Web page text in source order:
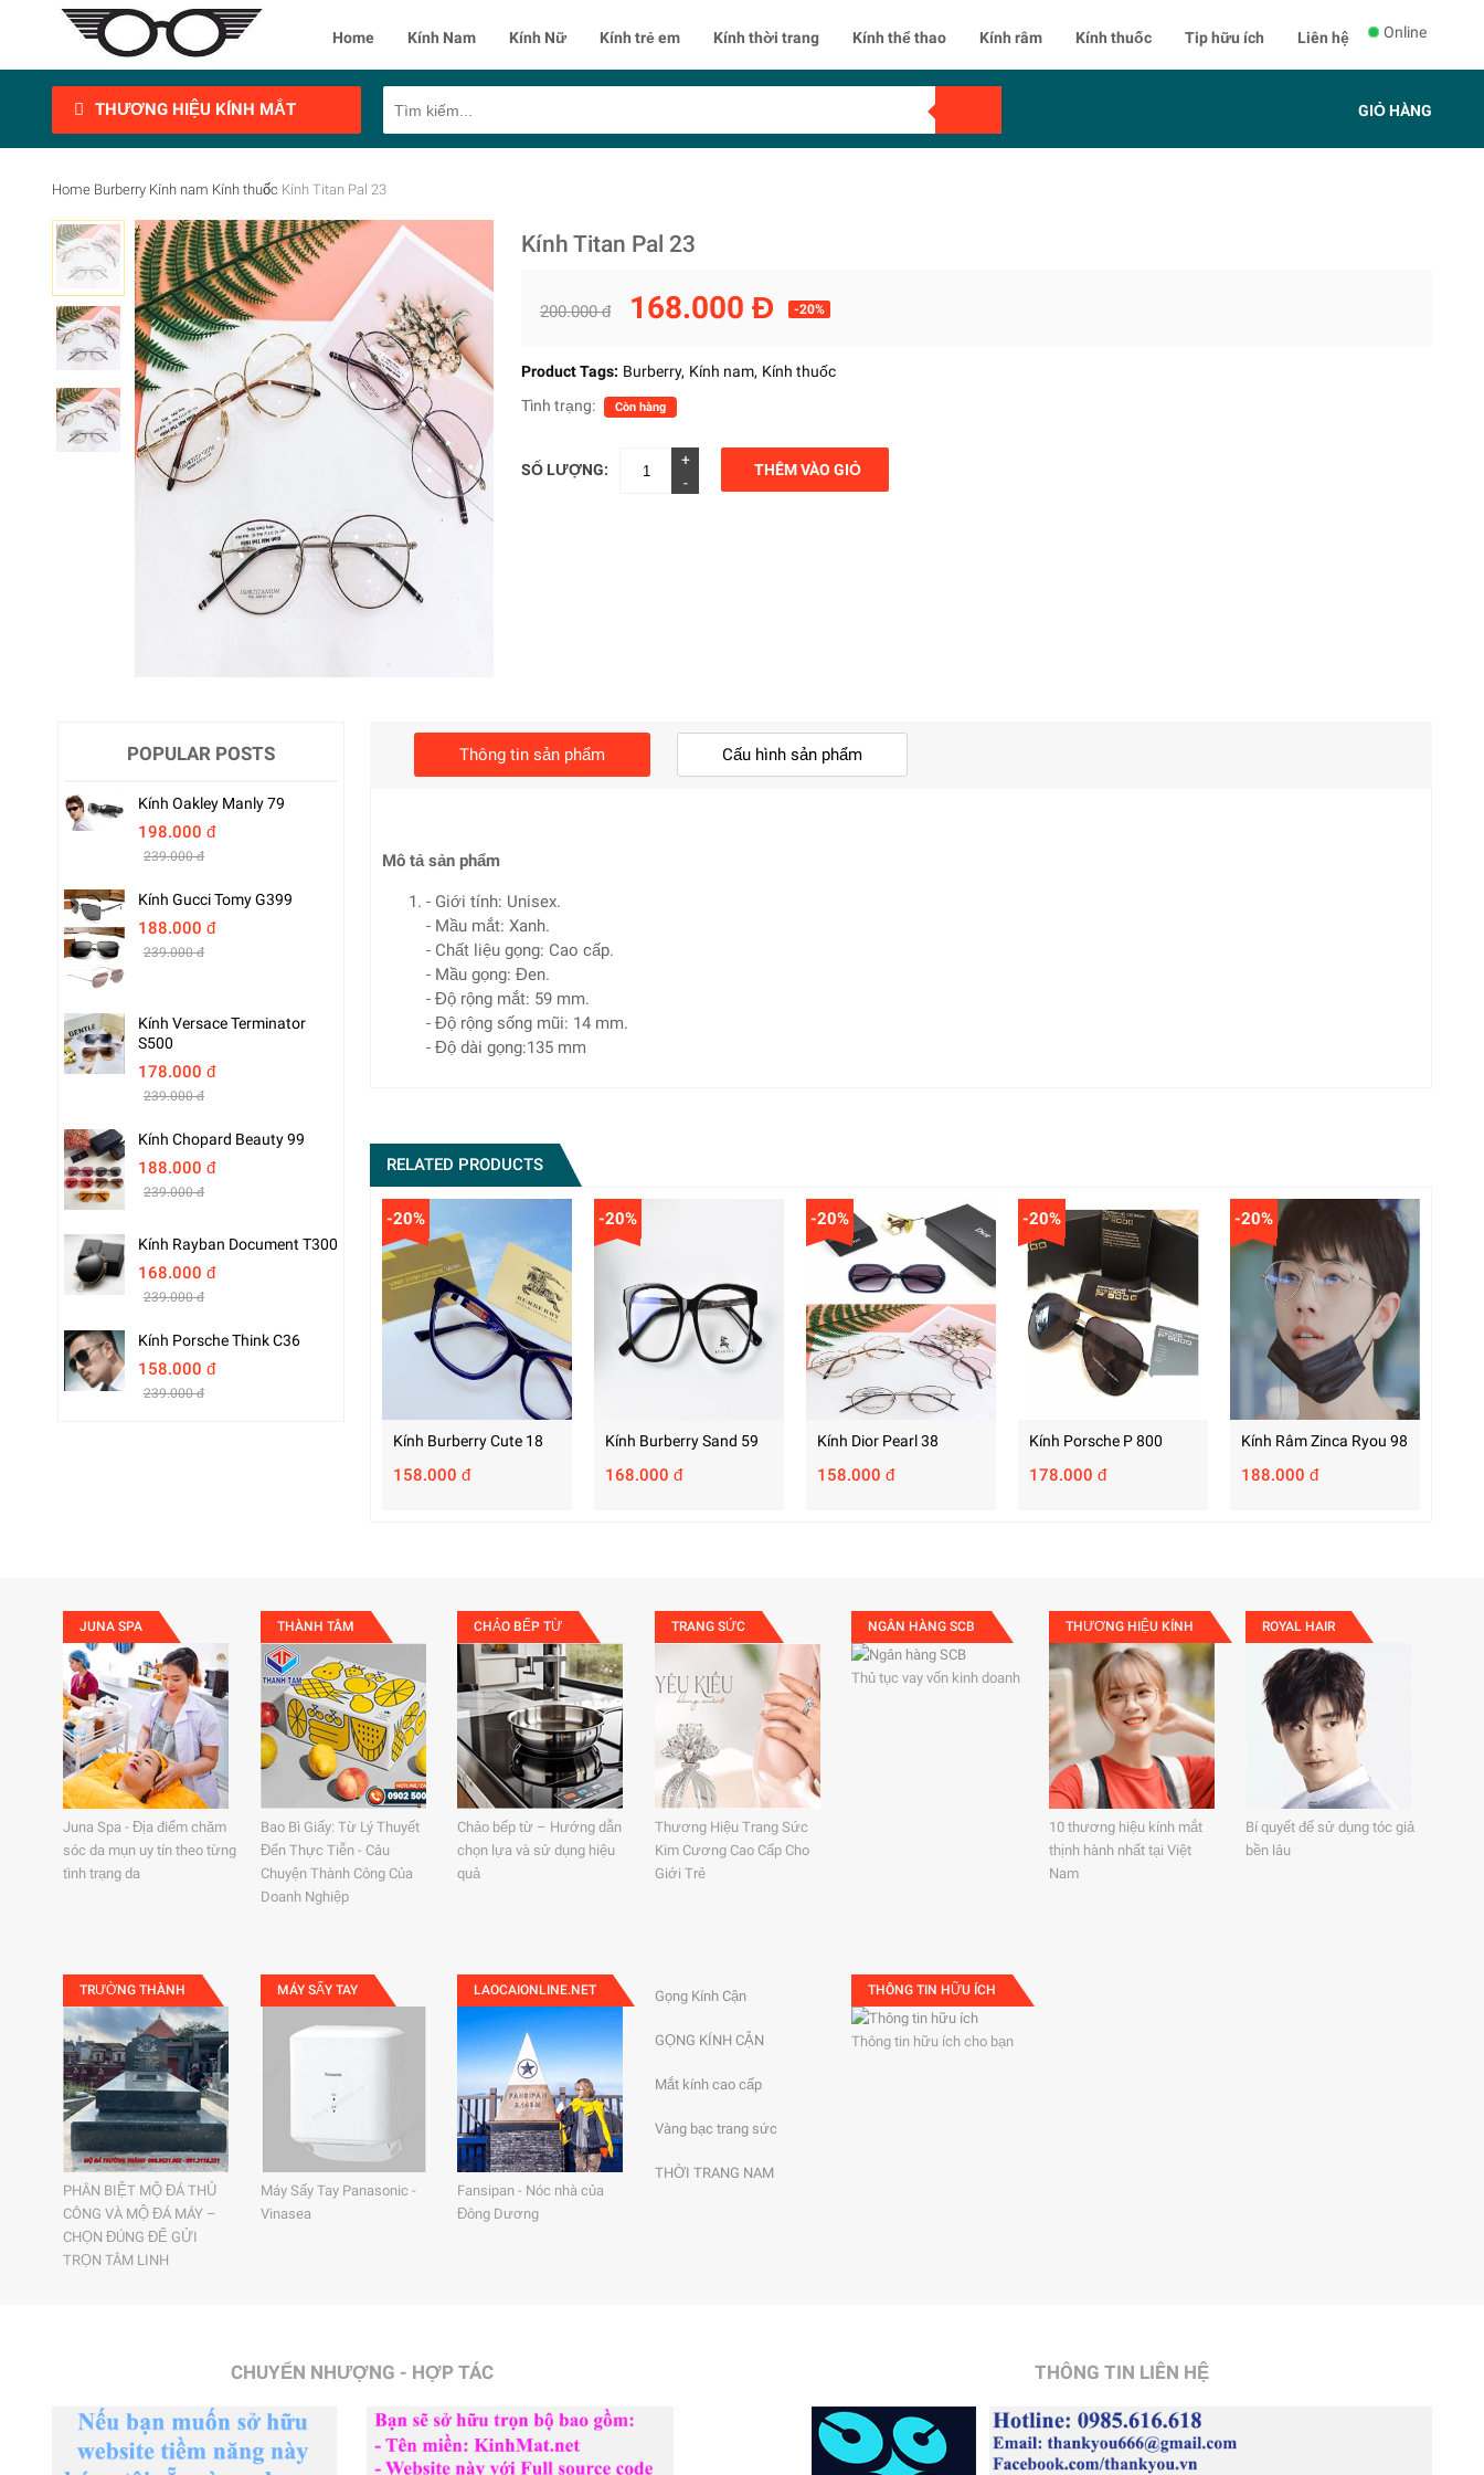
Home Kính Nam Kính Nữ Kính trẻ em Kính thời trang Kính thể thao Kính râm Kính thuốc Tip hữu ích Liên hệ Online
THƯƠNG HIỆU KÍNH MẮT GIỎ HÀNG
Home Burberry Kính nam Kính thuốc Kính Titan Pal 23
Kính Titan Pal 23
200.000 đ 168.000 Đ -20%
Product Tags: Burberry Kính nam Kính thuốc
Tình trạng:
Còn hàng
SỐ LƯỢNG:
+
-
THÊM VÀO GIỎ
Thông tin sản phẩm Cấu hình sản phẩm
Mô tả sản phẩm
- Giới tính: Unisex.
- Mầu mắt: Xanh.
- Chất liệu gọng: Cao cấp.
- Mầu gọng: Đen.
- Độ rộng mắt: 59 mm.
- Độ rộng sống mũi: 14 mm.
- Độ dài gọng:135 mm
POPULAR POSTS
Kính Oakley Manly 79
198.000 đ
239.000 đ
Kính Gucci Tomy G399
188.000 đ
239.000 đ
Kính Versace Terminator
S500
178.000 đ
239.000 đ
Kính Chopard Beauty 99
188.000 đ
239.000 đ
Kính Rayban Document T300
168.000 đ
239.000 đ
Kính Porsche Think C36
158.000 đ
239.000 đ
RELATED PRODUCTS
-20%
Kính Burberry Cute 18
158.000 đ
-20%
Kính Burberry Sand 59
168.000 đ
-20%
Kính Dior Pearl 38
158.000 đ
-20%
Kính Porsche P 800
178.000 đ
-20%
Kính Râm Zinca Ryou 98
188.000 đ
JUNA SPA
Juna Spa - Địa điểm chăm
sóc da mụn uy tín theo từng
tình trạng da
THÀNH TÂM
Bao Bì Giấy: Từ Lý Thuyết
Đến Thực Tiễn - Câu
Chuyện Thành Công Của
Doanh Nghiệp
CHẢO BẾP TỪ
Chảo bếp từ – Hướng dẫn
chọn lựa và sử dụng hiệu
quả
TRANG SỨC
Thương Hiệu Trang Sức
Kim Cương Cao Cấp Cho
Giới Trẻ
NGÂN HÀNG SCB
Thủ tục vay vốn kinh doanh
THƯƠNG HIỆU KÍNH
10 thương hiệu kính mắt
thịnh hành nhất tại Việt
Nam
ROYAL HAIR
Bí quyết để sử dụng tóc giả
bền lâu
TRƯỜNG THÀNH
PHÂN BIỆT MỘ ĐÁ THỦ
CÔNG VÀ MỘ ĐÁ MÁY –
CHỌN ĐÚNG ĐỂ GỬI
TRỌN TÂM LINH
MÁY SẤY TAY
Máy Sấy Tay Panasonic -
Vinasea
LAOCAIONLINE.NET
Fansipan - Nóc nhà của
Đông Dương
Gọng Kính Cận
GỌNG KÍNH CẬN
Mắt kính cao cấp
Vàng bạc trang sức
THỜI TRANG NAM
THÔNG TIN HỮU ÍCH
Thông tin hữu ích cho bạn
CHUYỂN NHƯỢNG - HỢP TÁC THÔNG TIN LIÊN HỆ